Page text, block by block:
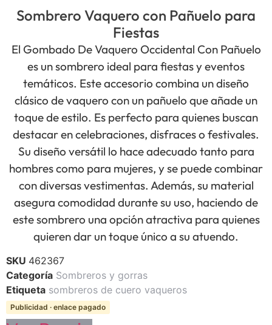
Sombrero Vaquero con Pañuelo para
Fiestas
El Gombado De Vaquero Occidental Con Pañuelo
es un sombrero ideal para fiestas y eventos
temáticos. Este accesorio combina un diseño
clásico de vaquero con un pañuelo que añade un
toque de estilo. Es perfecto para quienes buscan
destacar en celebraciones, disfraces o festivales.
Su diseño versátil lo hace adecuado tanto para
hombres como para mujeres, y se puede combinar
con diversas vestimentas. Además, su material
asegura comodidad durante su uso, haciendo de
este sombrero una opción atractiva para quienes
quieren dar un toque único a su atuendo.
SKU 462367
Categoría Sombreros y gorras
Etiqueta sombreros de cuero vaqueros
Publicidad · enlace pagado